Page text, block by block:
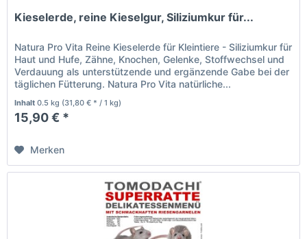
Kieselerde, reine Kieselgur, Siliziumkur für...
Natura Pro Vita Reine Kieselerde für Kleintiere - Siliziumkur für
Haut und Hufe, Zähne, Knochen, Gelenke, Stoffwechsel und
Verdauung als unterstützende und ergänzende Gabe bei der
täglichen Fütterung. Natura Pro Vita natürliche...
Inhalt0.5 kg (31,80 € * / 1 kg)
15,90 € *
Merken